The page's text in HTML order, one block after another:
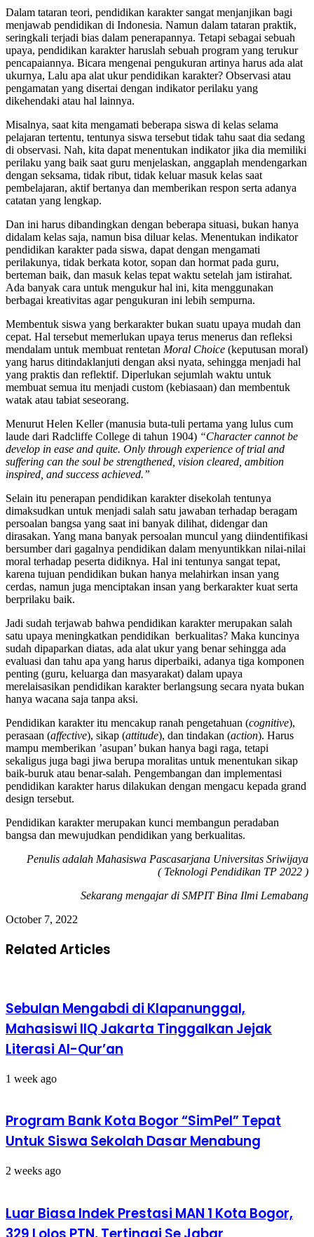
Dalam tataran teori, pendidikan karakter sangat menjanjikan bagi
menjawab pendidikan di Indonesia. Namun dalam tataran praktik,
seringkali terjadi bias dalam penerapannya. Tetapi sebagai sebuah
upaya, pendidikan karakter haruslah sebuah program yang terukur
pencapaiannya. Bicara mengenai pengukuran artinya harus ada alat
ukurnya, Lalu apa alat ukur pendidikan karakter? Observasi atau
pengamatan yang disertai dengan indikator perilaku yang
dikehendaki atau hal lainnya.
Misalnya, saat kita mengamati beberapa siswa di kelas selama
pelajaran tertentu, tentunya siswa tersebut tidak tahu saat dia sedang
di observasi. Nah, kita dapat menentukan indikator jika dia memiliki
perilaku yang baik saat guru menjelaskan, anggaplah mendengarkan
dengan seksama, tidak ribut, tidak keluar masuk kelas saat
pembelajaran, aktif bertanya dan memberikan respon serta adanya
catatan yang lengkap.
Dan ini harus dibandingkan dengan beberapa situasi, bukan hanya
didalam kelas saja, namun bisa diluar kelas. Menentukan indikator
pendidikan karakter pada siswa, dapat dengan mengamati
perilakunya, tidak berkata kotor, sopan dan hormat pada guru,
berteman baik, dan masuk kelas tepat waktu setelah jam istirahat.
Ada banyak cara untuk mengukur hal ini, kita menggunakan
berbagai kreativitas agar pengukuran ini lebih sempurna.
Membentuk siswa yang berkarakter bukan suatu upaya mudah dan
cepat. Hal tersebut memerlukan upaya terus menerus dan refleksi
mendalam untuk membuat rentetan Moral Choice (keputusan moral)
yang harus ditindaklanjuti dengan aksi nyata, sehingga menjadi hal
yang praktis dan reflektif. Diperlukan sejumlah waktu untuk
membuat semua itu menjadi custom (kebiasaan) dan membentuk
watak atau tabiat seseorang.
Menurut Helen Keller (manusia buta-tuli pertama yang lulus cum
laude dari Radcliffe College di tahun 1904) “Character cannot be
develop in ease and quite. Only through experience of trial and
suffering can the soul be strengthened, vision cleared, ambition
inspired, and success achieved.”
Selain itu penerapan pendidikan karakter disekolah tentunya
dimaksudkan untuk menjadi salah satu jawaban terhadap beragam
persoalan bangsa yang saat ini banyak dilihat, didengar dan
dirasakan. Yang mana banyak persoalan muncul yang diindentifikasi
bersumber dari gagalnya pendidikan dalam menyuntikkan nilai-nilai
moral terhadap peserta didiknya. Hal ini tentunya sangat tepat,
karena tujuan pendidikan bukan hanya melahirkan insan yang
cerdas, namun juga menciptakan insan yang berkarakter kuat serta
berprilaku baik.
Jadi sudah terjawab bahwa pendidikan karakter merupakan salah
satu upaya meningkatkan pendidikan berkualitas? Maka kuncinya
sudah dipaparkan diatas, ada alat ukur yang benar sehingga ada
evaluasi dan tahu apa yang harus diperbaiki, adanya tiga komponen
penting (guru, keluarga dan masyarakat) dalam upaya
merelaisasikan pendidikan karakter berlangsung secara nyata bukan
hanya wacana saja tanpa aksi.
Pendidikan karakter itu mencakup ranah pengetahuan (cognitive),
perasaan (affective), sikap (attitude), dan tindakan (action). Harus
mampu memberikan ’asupan’ bukan hanya bagi raga, tetapi
sekaligus juga bagi jiwa berupa moralitas untuk menentukan sikap
baik-buruk atau benar-salah. Pengembangan dan implementasi
pendidikan karakter harus dilakukan dengan mengacu kepada grand
design tersebut.
Pendidikan karakter merupakan kunci membangun peradaban
bangsa dan mewujudkan pendidikan yang berkualitas.
Penulis adalah Mahasiswa Pascasarjana Universitas Sriwijaya
( Teknologi Pendidikan TP 2022 )
Sekarang mengajar di SMPIT Bina Ilmi Lemabang
October 7, 2022
Related Articles
Sebulan Mengabdi di Klapanunggal,
Mahasiswi IIQ Jakarta Tinggalkan Jejak
Literasi Al-Qur’an
1 week ago
Program Bank Kota Bogor “SimPel” Tepat
Untuk Siswa Sekolah Dasar Menabung
2 weeks ago
Luar Biasa Indek Prestasi MAN 1 Kota Bogor,